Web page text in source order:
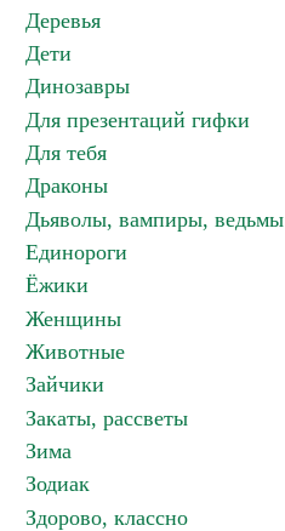
Деревья
Дети
Динозавры
Для презентаций гифки
Для тебя
Драконы
Дьяволы, вампиры, ведьмы
Единороги
Ёжики
Женщины
Животные
Зайчики
Закаты, рассветы
Зима
Зодиак
Здорово, классно